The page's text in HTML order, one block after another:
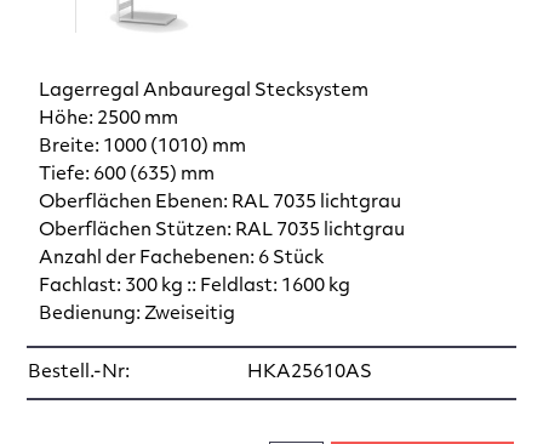
Lagerregal Anbauregal Stecksystem
Höhe: 2500 mm
Breite: 1000 (1010) mm
Tiefe: 600 (635) mm
Oberflächen Ebenen: RAL 7035 lichtgrau
Oberflächen Stützen: RAL 7035 lichtgrau
Anzahl der Fachebenen: 6 Stück
Fachlast: 300 kg :: Feldlast: 1600 kg
Bedienung: Zweiseitig
Bestell.-Nr: HKA25610AS